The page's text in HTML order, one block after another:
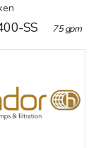
SS 75 gpm